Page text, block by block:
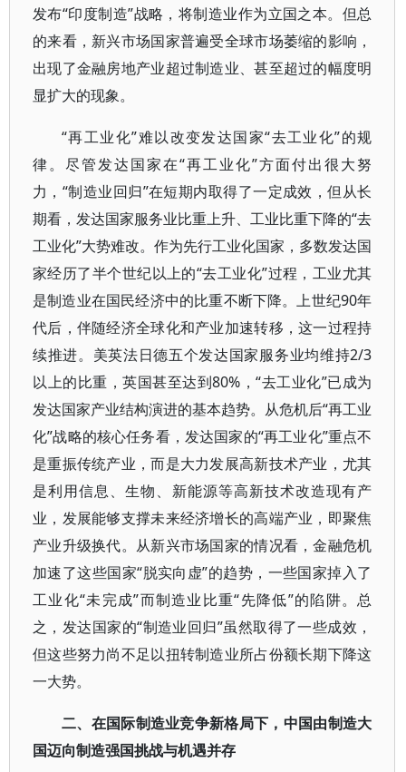
发布“印度制造”战略，将制造业作为立国之本。但总
的来看，新兴市场国家普遍受全球市场萎缩的影响，
出现了金融房地产业超过制造业、甚至超过的幅度明
显扩大的现象。
“再工业化”难以改变发达国家“去工业化”的规
律。尽管发达国家在“再工业化”方面付出很大努
力，“制造业回归”在短期内取得了一定成效，但从长
期看，发达国家服务业比重上升、工业比重下降的“去
工业化”大势难改。作为先行工业化国家，多数发达国
家经历了半个世纪以上的“去工业化”过程，工业尤其
是制造业在国民经济中的比重不断下降。上世纪90年
代后，伴随经济全球化和产业加速转移，这一过程持
续推进。美英法日德五个发达国家服务业均维持2/3
以上的比重，英国甚至达到80%，“去工业化”已成为
发达国家产业结构演进的基本趋势。从危机后“再工业
化”战略的核心任务看，发达国家的“再工业化”重点不
是重振传统产业，而是大力发展高新技术产业，尤其
是利用信息、生物、新能源等高新技术改造现有产
业，发展能够支撑未来经济增长的高端产业，即聚焦
产业升级换代。从新兴市场国家的情况看，金融危机
加速了这些国家“脱实向虚”的趋势，一些国家掉入了
工业化“未完成”而制造业比重“先降低”的陷阱。总
之，发达国家的“制造业回归”虽然取得了一些成效，
但这些努力尚不足以扭转制造业所占份额长期下降这
一大势。
二、在国际制造业竞争新格局下，中国由制造大
国迈向制造强国挑战与机遇并存